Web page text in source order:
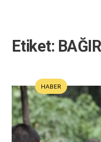
Etiket:
HABER